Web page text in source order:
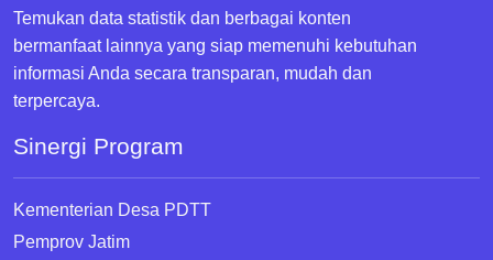
Temukan data statistik dan berbagai konten
bermanfaat lainnya yang siap memenuhi kebutuhan
informasi Anda secara transparan, mudah dan
terpercaya.
Sinergi Program
Kementerian Desa PDTT
Pemprov Jatim